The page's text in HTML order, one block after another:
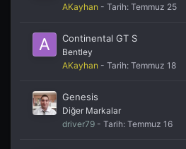
AKayhan - Tarih: Temmuz 25
Continental GT S
Bentley
AKayhan - Tarih: Temmuz 18
Genesis
Diğer Markalar
driver79 - Tarih: Temmuz 16